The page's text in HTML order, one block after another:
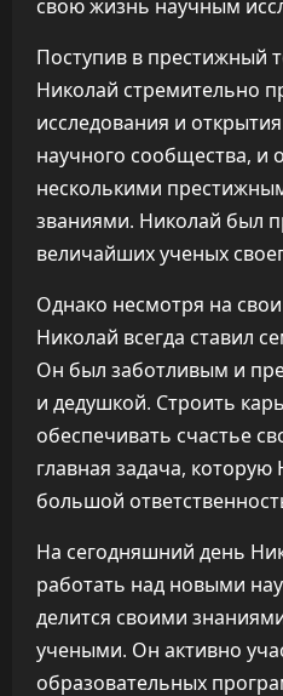
свою жизнь научным
Поступив в престижный
Николай стремительно
исследования и
научного сообщества, и
несколькими
званиями. Николай был
величайших ученых
Однако несмотря на
Николай всегда ставил
Он был заботливым и
и дедушкой. Строить
обеспечивать счастье
главная задача,
большой
На сегодняшний день
работать над новыми
делится своими
учеными. Он активно
образовательных